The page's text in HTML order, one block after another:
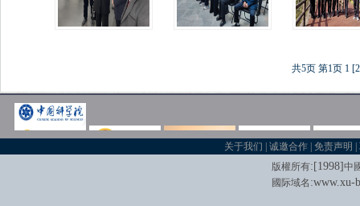
共5页 第1页 1
关于我们 |诚邀合作 |免责声明 |
版權所有:[1998]中
國际域名 :www.xu-